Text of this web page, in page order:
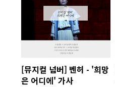
[뮤지컬 넘버] 벤허 - '희망
은 어디에' 가사